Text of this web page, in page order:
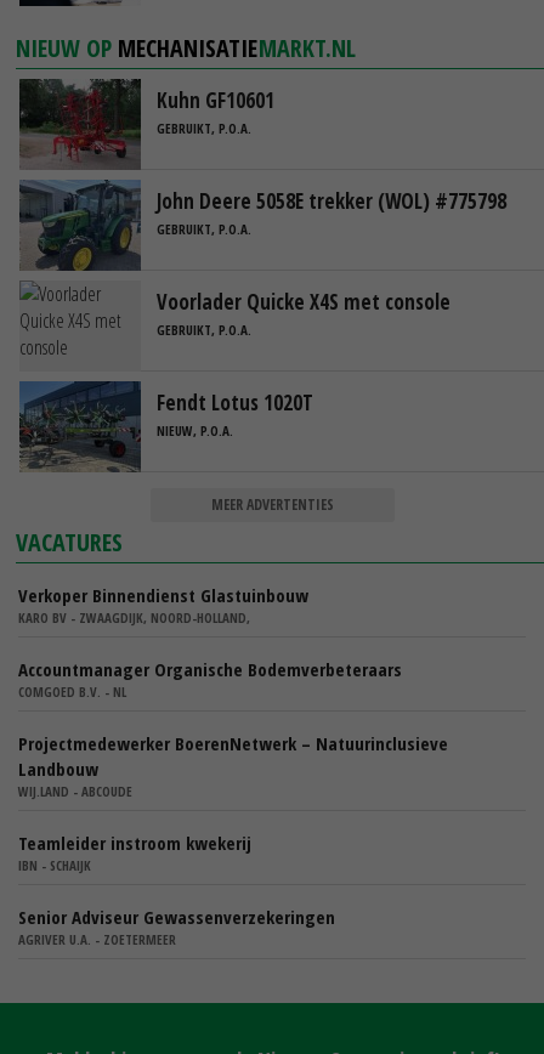
NIEUW OP MECHANISATIEMARKT.NL
Kuhn GF10601
GEBRUIKT, P.O.A.
John Deere 5058E trekker (WOL) #775798
GEBRUIKT, P.O.A.
Voorlader Quicke X4S met console
GEBRUIKT, P.O.A.
Fendt Lotus 1020T
NIEUW, P.O.A.
MEER ADVERTENTIES
VACATURES
Verkoper Binnendienst Glastuinbouw
KARO BV - ZWAAGDIJK, NOORD-HOLLAND,
Accountmanager Organische Bodemverbeteraars
COMGOED B.V. - NL
Projectmedewerker BoerenNetwerk – Natuurinclusieve
Landbouw
WIJ.LAND - ABCOUDE
Teamleider instroom kwekerij
IBN - SCHAIJK
Senior Adviseur Gewassenverzekeringen
AGRIVER U.A. - ZOETERMEER